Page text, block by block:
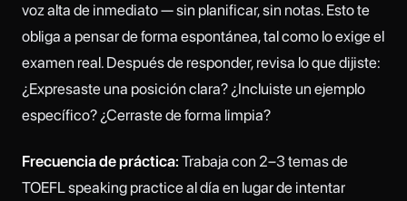
voz alta de inmediato — sin planificar, sin notas. Esto te
obliga a pensar de forma espontánea, tal como lo exige el
examen real. Después de responder, revisa lo que dijiste:
¿Expresaste una posición clara? ¿Incluiste un ejemplo
específico? ¿Cerraste de forma limpia?
Frecuencia de práctica: Trabaja con 2–3 temas de
TOEFL speaking practice al día en lugar de intentar